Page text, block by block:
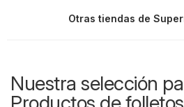
Otras tiendas de
Nuestra selección